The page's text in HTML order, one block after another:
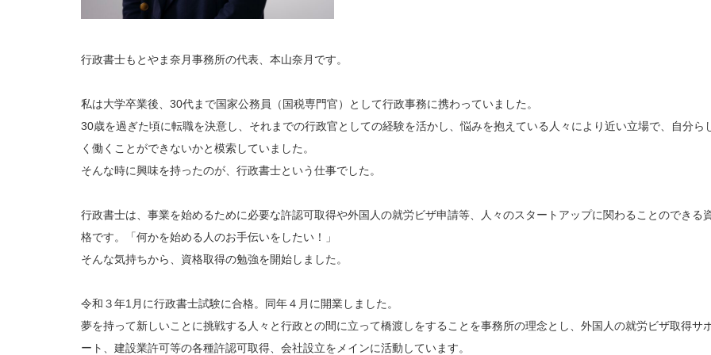
行政書士もとやま奈月事務所の代表、本山奈月です。
私は大学卒業後、30代まで国家公務員（国税専門官）として行政事務に携わっていました。
30歳を過ぎた頃に転職を決意し、それまでの行政官としての経験を活かし、悩みを抱えている人々により近い立場で、自分ら
く働くことができないかと模索していました。
そんな時に興味を持ったのが、行政書士という仕事でした。
行政書士は、事業を始めるために必要な許認可取得や外国人の就労ビザ申請等、人々のスタートアップに関わることのできる
格です。「何かを始める人のお手伝いをしたい！」
そんな気持ちから、資格取得の勉強を開始しました。
令和３年1月に行政書士試験に合格。同年４月に開業しました。
夢を持って新しいことに挑戦する人々と行政との間に立って橋渡しをすることを事務所の理念とし、外国人の就労ビザ取得サ
ート、建設業許可等の各種許認可取得、会社設立をメインに活動しています。